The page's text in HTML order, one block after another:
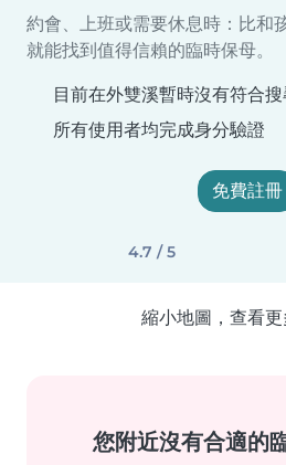
約會、上班或需要休息時：比和
就能找到值得信賴的臨時保母。
目前在外雙溪暫時沒有符合搜
所有使用者均完成身分驗證
免費註冊
4.7 / 5
縮小地圖，查看更
您附近沒有合適的